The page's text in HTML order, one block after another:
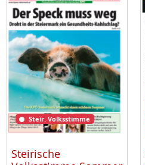
Steir. Volksstimme
Steirische